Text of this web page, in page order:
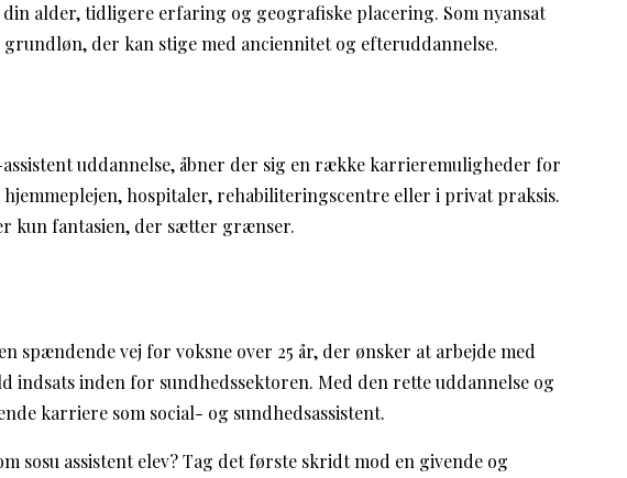
alder, tidligere erfaring og geografiske placering. Som nyansat
grundløn, der kan stige med anciennitet og efteruddannelse.
uddannelse, åbner der sig en række karrieremuligheder for
hjemmeplejen, hospitaler, rehabiliteringscentre eller i privat praksis.
kun fantasien, der sætter grænser.
spændende vej for voksne over 25 år, der ønsker at arbejde med
indsats inden for sundhedssektoren. Med den rette uddannelse og
karriere som social- og sundhedsassistent.
sosu assistent elev? Tag det første skridt mod en givende og